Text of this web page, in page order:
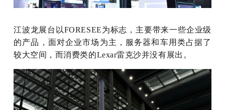
江波龙展台以FORESEE为标志，主要带来一些企业级
的产品，面对企业市场为主，服务器和车用类占据了
较大空间，而消费类的Lexar雷克沙并没有展出。